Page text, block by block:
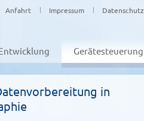
Anfahrt Impressum Datenschutz
Gerätesteuerung
in